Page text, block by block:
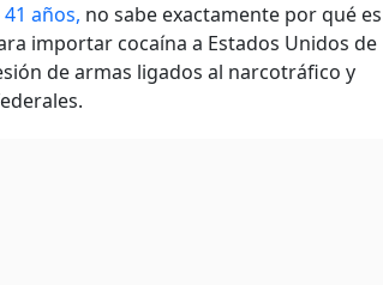
años, no sabe exactamente por qué es
importar cocaína a Estados Unidos de
de armas ligados al narcotráfico y